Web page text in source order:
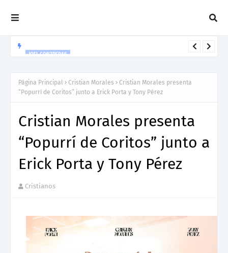
Página Principal Cristian Morales
Cristian Morales presenta
“Popurrí de Coritos” junto a Erick Porta y Tony Pérez
Cristian Morales presenta
“Popurrí de Coritos” junto a
Erick Porta y Tony Pérez
Cristianos